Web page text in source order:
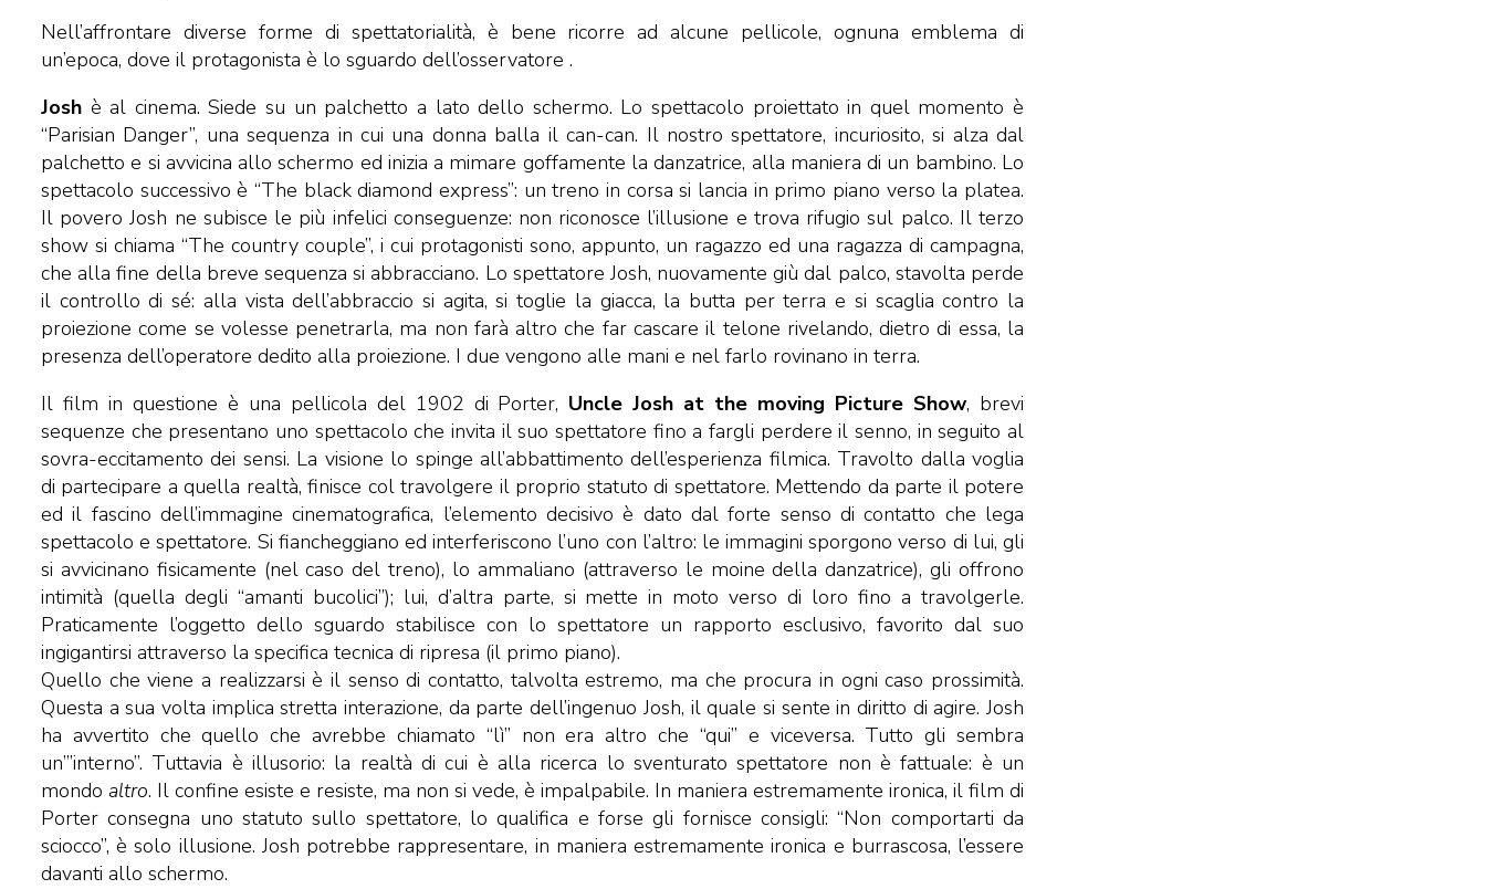
Nell’affrontare diverse forme di spettatorialità, è bene ricorre ad alcune pellicole, ognuna emblema di
un’epoca, dove il protagonista è lo sguardo dell’osservatore .
Josh è al cinema. Siede su un palchetto a lato dello schermo. Lo spettacolo proiettato in quel momento è
“Parisian Danger”, una sequenza in cui una donna balla il can-can. Il nostro spettatore, incuriosito, si alza dal
palchetto e si avvicina allo schermo ed inizia a mimare goffamente la danzatrice, alla maniera di un bambino. Lo
spettacolo successivo è “The black diamond express”: un treno in corsa si lancia in primo piano verso la platea.
Il povero Josh ne subisce le più infelici conseguenze: non riconosce l’illusione e trova rifugio sul palco. Il terzo
show si chiama “The country couple”, i cui protagonisti sono, appunto, un ragazzo ed una ragazza di campagna,
che alla fine della breve sequenza si abbracciano. Lo spettatore Josh, nuovamente giù dal palco, stavolta perde
il controllo di sé: alla vista dell’abbraccio si agita, si toglie la giacca, la butta per terra e si scaglia contro la
proiezione come se volesse penetrarla, ma non farà altro che far cascare il telone rivelando, dietro di essa, la
presenza dell’operatore dedito alla proiezione. I due vengono alle mani e nel farlo rovinano in terra.
Il film in questione è una pellicola del 1902 di Porter, Uncle Josh at the moving Picture Show, brevi
sequenze che presentano uno spettacolo che invita il suo spettatore fino a fargli perdere il senno, in seguito al
sovra-eccitamento dei sensi. La visione lo spinge all’abbattimento dell’esperienza filmica. Travolto dalla voglia
di partecipare a quella realtà, finisce col travolgere il proprio statuto di spettatore. Mettendo da parte il potere
ed il fascino dell’immagine cinematografica, l’elemento decisivo è dato dal forte senso di contatto che lega
spettacolo e spettatore. Si fiancheggiano ed interferiscono l’uno con l’altro: le immagini sporgono verso di lui, gli
si avvicinano fisicamente (nel caso del treno), lo ammaliano (attraverso le moine della danzatrice), gli offrono
intimità (quella degli “amanti bucolici”); lui, d’altra parte, si mette in moto verso di loro fino a travolgerle.
Praticamente l’oggetto dello sguardo stabilisce con lo spettatore un rapporto esclusivo, favorito dal suo
ingigantirsi attraverso la specifica tecnica di ripresa (il primo piano).
Quello che viene a realizzarsi è il senso di contatto, talvolta estremo, ma che procura in ogni caso prossimità.
Questa a sua volta implica stretta interazione, da parte dell’ingenuo Josh, il quale si sente in diritto di agire. Josh
ha avvertito che quello che avrebbe chiamato “lì” non era altro che “qui” e viceversa. Tutto gli sembra
un’”interno”. Tuttavia è illusorio: la realtà di cui è alla ricerca lo sventurato spettatore non è fattuale: è un
mondo altro. Il confine esiste e resiste, ma non si vede, è impalpabile. In maniera estremamente ironica, il film di
Porter consegna uno statuto sullo spettatore, lo qualifica e forse gli fornisce consigli: “Non comportarti da
sciocco”, è solo illusione. Josh potrebbe rappresentare, in maniera estremamente ironica e burrascosa, l’essere
davanti allo schermo.